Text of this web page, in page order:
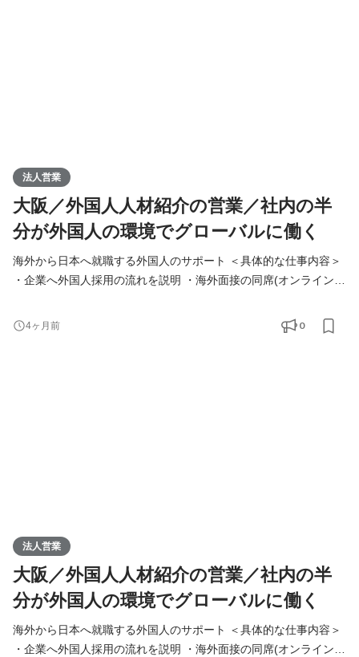
法人営業
大阪／外国人人材紹介の営業／社内の半
分が外国人の環境でグローバルに働く
海外から日本へ就職する外国人のサポート ＜具体的な仕事内容＞
・企業へ外国人採用の流れを説明 ・海外面接の同席(オンライン)
ル＞ ◇クライアント 介護施設(社会福祉法人)80％、飲食業界20％
◇新規？既存？ ほぼ反響と既存。テレアポなどの新規はありませ
4ヶ月前 0
法人営業
大阪／外国人人材紹介の営業／社内の半
分が外国人の環境でグローバルに働く
海外から日本へ就職する外国人のサポート ＜具体的な仕事内容＞
・企業へ外国人採用の流れを説明 ・海外面接の同席(オンライン)